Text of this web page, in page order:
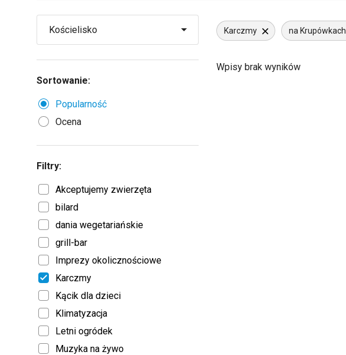
Karczmy na Krupówkach
Wpisy brak wyników
Sortowanie:
Popularność
Ocena
Filtry:
Akceptujemy zwierzęta
bilard
dania wegetariańskie
grill-bar
Imprezy okolicznościowe
Karczmy
Kącik dla dzieci
Klimatyzacja
Letni ogródek
Muzyka na żywo